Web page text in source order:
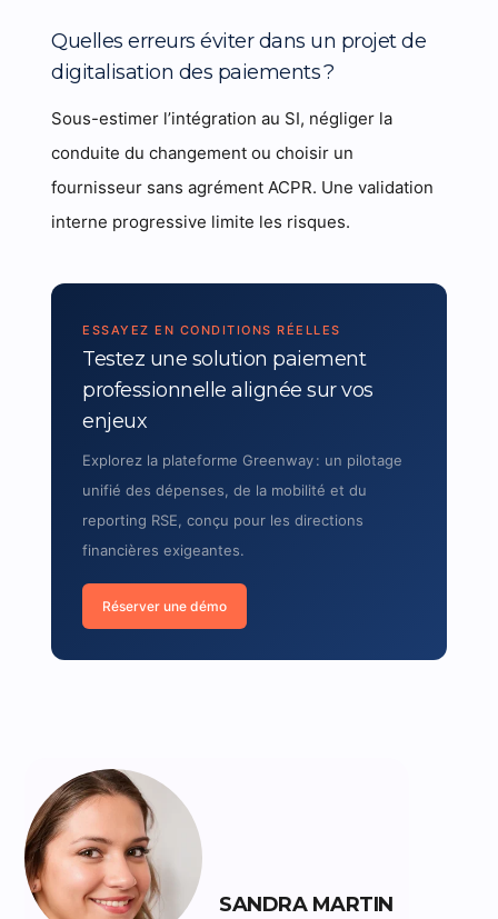
Quelles erreurs éviter dans un projet de
digitalisation des paiements ?
Sous-estimer l’intégration au SI, négliger la
conduite du changement ou choisir un
fournisseur sans agrément ACPR. Une validation
interne progressive limite les risques.
ESSAYEZ EN CONDITIONS RÉELLES
Testez une solution paiement
professionnelle alignée sur vos
enjeux
Explorez la plateforme Greenway : un pilotage
unifié des dépenses, de la mobilité et du
reporting RSE, conçu pour les directions
financières exigeantes.
Réserver une démo
SANDRA MARTIN